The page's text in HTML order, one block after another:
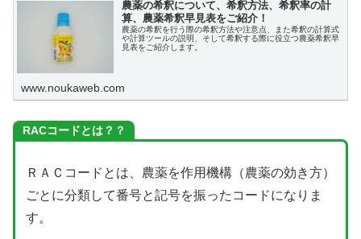
農薬の希釈について、希釈方法、希釈率の計
算、農薬希釈早見表をご紹介！
農薬の希釈を行う際の希釈方法や注意点、また希釈の計算式
や計算ツールの説明、そして希釈する際に役立つ農薬希釈早
見表をご紹介します。
www.noukaweb.com
RACコードとは？？
ＲＡＣコードとは、農薬を作用機構（農薬の効き方）
ごとに分類して番号と記号を振ったコードになりま
す。